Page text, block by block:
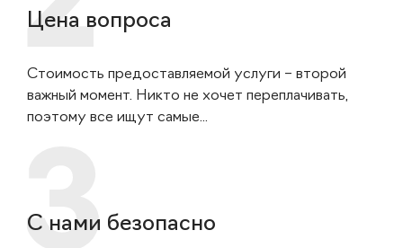
Цена вопроса
Стоимость предоставляемой услуги – второй
важный момент. Никто не хочет переплачивать,
поэтому все ищут самые...
С нами безопасно